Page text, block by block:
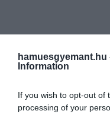
hamuesgyemant.hu
Information
If you wish to opt-out of
processing of your